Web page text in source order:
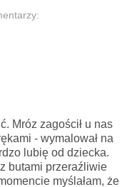
Mróz zagościł u nas
- wymalował na
lubię od dziecka.
butami przeraźliwie
myślałam, że